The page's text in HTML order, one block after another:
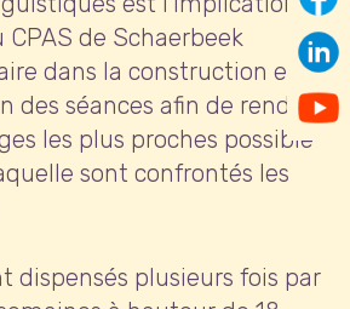
de Schaerbeek
dans la construction et
des séances afin de rendre
les plus proches possible
sont confrontés les
dispensés plusieurs fois par